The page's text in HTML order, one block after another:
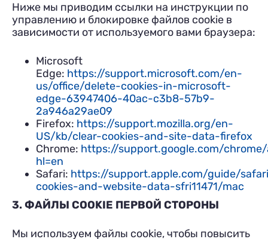
Ниже мы приводим ссылки на инструкции по
управлению и блокировке файлов cookie в
зависимости от используемого вами браузера:
Microsoft
Edge: https://support.microsoft.com/en-
us/office/delete-cookies-in-microsoft-
edge-63947406-40ac-c3b8-57b9-
2a946a29ae09
Firefox: https://support.mozilla.org/en-
US/kb/clear-cookies-and-site-data-firefox
Chrome: https://support.google.com/
hl=en
Safari: https://support.apple.com/guide/
cookies-and-website-data-sfri11471/mac
3. ФАЙЛЫ COOKIE ПЕРВОЙ СТОРОНЫ
Мы используем файлы cookie, чтобы повысить